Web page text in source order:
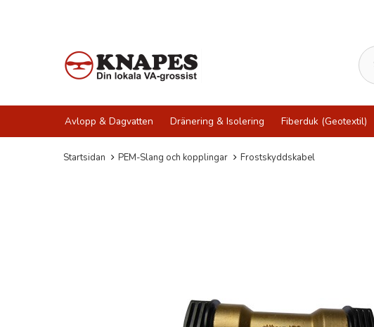
Avlopp & Dagvatten Dränering & Isolering Fiberduk (Geotextil)
Startsidan PEM-Slang och kopplingar Frostskyddskabel